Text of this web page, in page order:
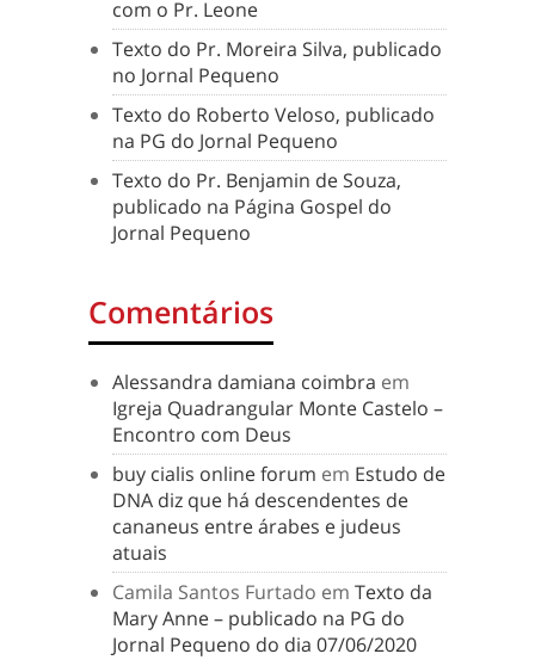
com o Pr. Leone
Texto do Pr. Moreira Silva, publicado
no Jornal Pequeno
Texto do Roberto Veloso, publicado
na PG do Jornal Pequeno
Texto do Pr. Benjamin de Souza,
publicado na Página Gospel do
Jornal Pequeno
Comentários
Alessandra damiana coimbra em
Igreja Quadrangular Monte Castelo –
Encontro com Deus
buy cialis online forum em Estudo de
DNA diz que há descendentes de
cananeus entre árabes e judeus
atuais
Camila Santos Furtado em Texto da
Mary Anne – publicado na PG do
Jornal Pequeno do dia 07/06/2020